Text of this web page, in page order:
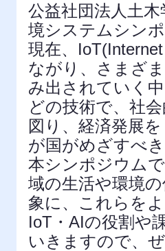
公益社団法人土
境システムシン
現在、
ながり、さまざ
み出されていく
どの技術で、社
図り、経済発展
が国がめざすべ
本シンポジウム
域の生活や環境
象に、これらを
IoT・AIの役割や
いきますので、